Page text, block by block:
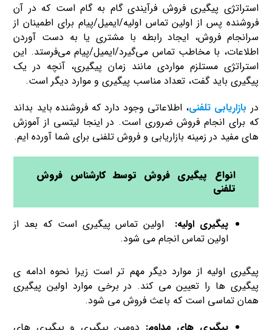
استراتژی پیگیری فروش فرآیندی گام به گام است که در آن
فروشنده پس از اولین تماس اولیه/ایمیل/پیام برای اطمینان از
سرانجام فروش، ایجاد رابطه با مشتری یا به دست آوردن
اطلاعات، با مخاطب تماس می‌گیرد/ایمیل/پیام می‌فرستد. این
استراتژی مستلزم مواردی مانند زمان پیگیری، آنچه در یک
پیگیری باید گفت، تعداد مناسب پیگیری و موارد دیگر است.
در بازاریابی تلفنی، اطلاعاتی وجود دارد که فروشنده باید بداند
که برای انجام فروش ضروری است. در اینجا لیتسی از آموزش
های مفید در زمینه بازاریابی و فروش تلفنی برای شما آورده ایم.
انواع پیگیری فروش توسط کارشناس فروش
تلفنی
پیگیری اولیه: اولین تماس پیگیری است که بعد از
اولین تماس انجام می شود.
پیگیری اولیه از موارد دیگر مهم تر است زیرا نحوه ادامه ی
پیگیری ها را تعیین می کند. در برخی موارد اولین پیگیری
همان تماسی است که باعث فروش می شود.